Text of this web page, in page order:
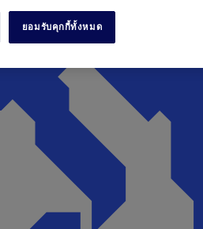
ยอมรับคุกกี้ทั้งหมด